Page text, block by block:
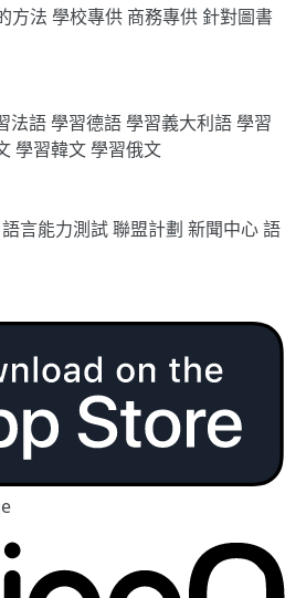
方法 學校專供 商務專供 針對圖書
法語學習德語學習義大利語學習
學習韓文學習俄文
語言能力測試聯盟計劃 新聞中心語